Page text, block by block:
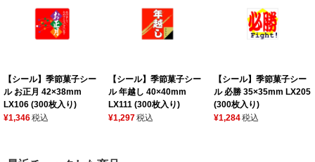
【シール】季節菓子シー
ル お正月 42×38mm
LX106 (300枚入り)
¥1,346税込
【シール】季節菓子シー
ル 年越し 40×40mm
LX111 (300枚入り)
¥1,297税込
【シール】季節菓子シー
ル 必勝 35×35mm LX205
(300枚入り)
¥1,284税込